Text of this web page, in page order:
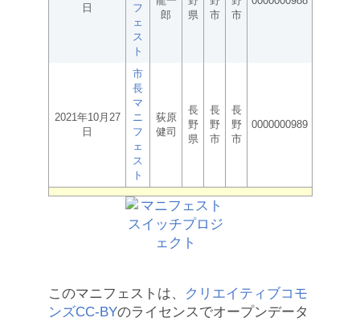
日
フ
ェ
ス
ト
郎
県
市
市
2021年10月27
日
市
長
マ
ニ
フ
ェ
ス
ト
荻原
健司
長
野
県
長
野
市
長
野
市
0000000989
このマニフェストは、
クリエイティブコモ
ンズCC-BYのライセンスでオープンデータ